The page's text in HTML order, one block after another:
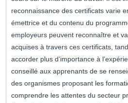
reconnaissance des certificats varie
émettrice et du contenu du
employeurs peuvent reconnaître et
acquises à travers ces certificats,
accorder plus d’importance à
conseillé aux apprenants de se
des organismes proposant les
comprendre les attentes du secteur